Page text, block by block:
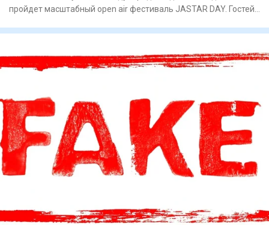
пройдет масштабный open air фестиваль JASTAR DAY. Гостей